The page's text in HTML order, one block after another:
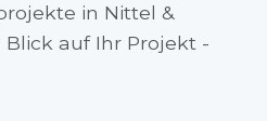
in Nittel &
auf Ihr Projekt -